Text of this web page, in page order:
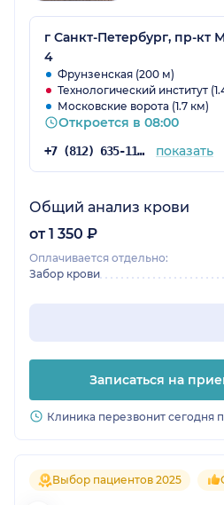
г Санкт-Петербург, пр-кт
4
Фрунзенская (200 м)
Технологический институт
Московские ворота (1.7 км)
Откроется в 08:00
+7 (812) 635-11-79 показать
Общий анализ крови
от 1 350 ₽
Оплачивается отдельно:
Забор крови
Записаться на
Клиника перезвонит сегодня
Выбор пациентов 2025